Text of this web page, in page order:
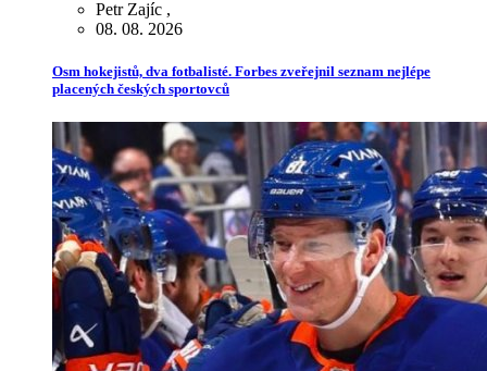
Petr Zajíc ,
08. 08. 2026
Osm hokejistů, dva fotbalisté. Forbes zveřejnil seznam nejlépe
placených českých sportovců